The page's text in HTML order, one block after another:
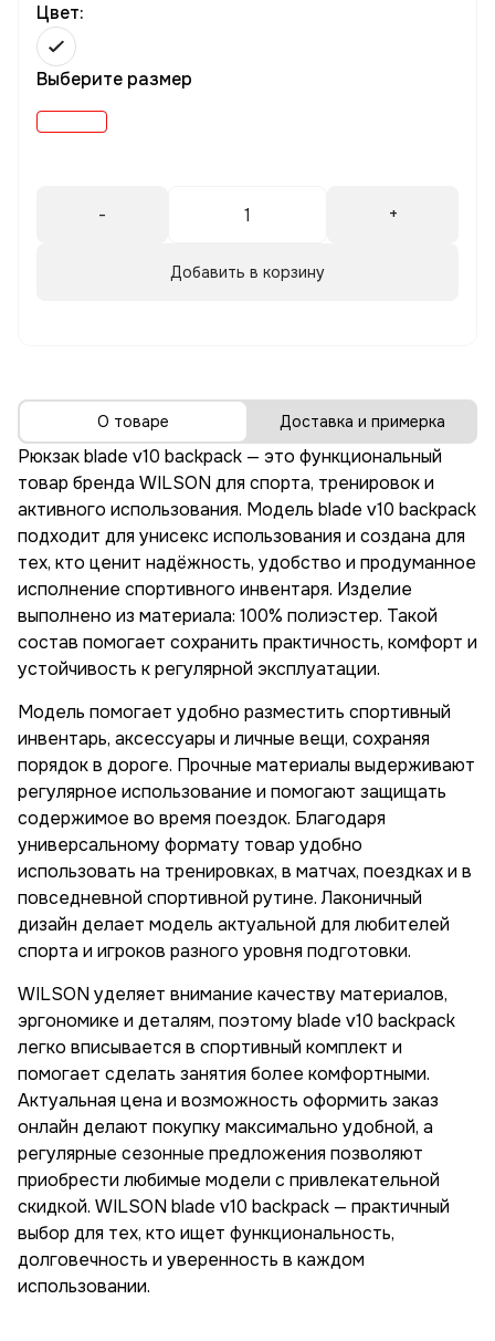
Цвет:
Выберите размер
- +
Добавить в корзину
О товаре Доставка и примерка
Рюкзак blade v10 backpack — это функциональный
товар бренда WILSON для спорта, тренировок и
активного использования. Модель blade v10 backpack
подходит для унисекс использования и создана для
тех, кто ценит надёжность, удобство и продуманное
исполнение спортивного инвентаря. Изделие
выполнено из материала: 100% полиэстер. Такой
состав помогает сохранить практичность, комфорт и
устойчивость к регулярной эксплуатации.
Модель помогает удобно разместить спортивный
инвентарь, аксессуары и личные вещи, сохраняя
порядок в дороге. Прочные материалы выдерживают
регулярное использование и помогают защищать
содержимое во время поездок. Благодаря
универсальному формату товар удобно
использовать на тренировках, в матчах, поездках и в
повседневной спортивной рутине. Лаконичный
дизайн делает модель актуальной для любителей
спорта и игроков разного уровня подготовки.
WILSON уделяет внимание качеству материалов,
эргономике и деталям, поэтому blade v10 backpack
легко вписывается в спортивный комплект и
помогает сделать занятия более комфортными.
Актуальная цена и возможность оформить заказ
онлайн делают покупку максимально удобной, а
регулярные сезонные предложения позволяют
приобрести любимые модели с привлекательной
скидкой. WILSON blade v10 backpack — практичный
выбор для тех, кто ищет функциональность,
долговечность и уверенность в каждом
использовании.